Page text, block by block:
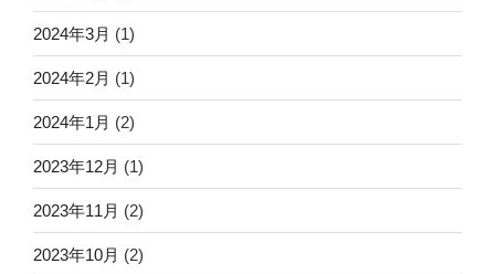
2024年3月 (1)
2024年2月 (1)
2024年1月 (2)
2023年12月 (1)
2023年11月 (2)
2023年10月 (2)